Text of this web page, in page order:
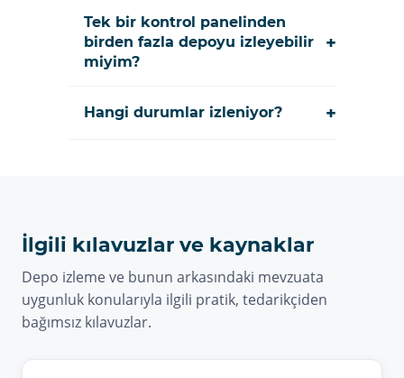
Tek bir kontrol panelinden
birden fazla depoyu izleyebilir
miyim?
+
Hangi durumlar izleniyor? +
İlgili kılavuzlar ve kaynaklar
Depo izleme ve bunun arkasındaki mevzuata
uygunluk konularıyla ilgili pratik, tedarikçiden
bağımsız kılavuzlar.